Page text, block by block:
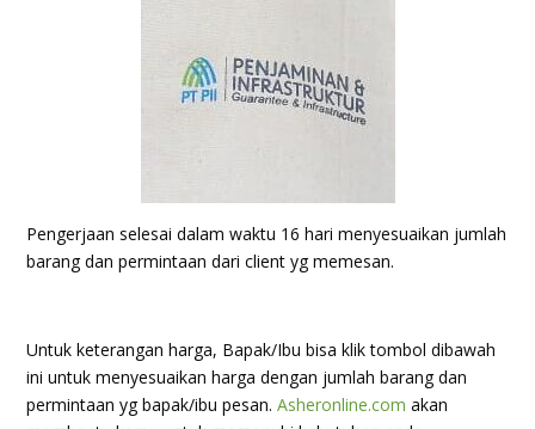
Pengerjaan selesai dalam waktu 16 hari menyesuaikan jumlah
barang dan permintaan dari client yg memesan.
Untuk keterangan harga, Bapak/Ibu bisa klik tombol dibawah
ini untuk menyesuaikan harga dengan jumlah barang dan
permintaan yg bapak/ibu pesan. Asheronline.com akan